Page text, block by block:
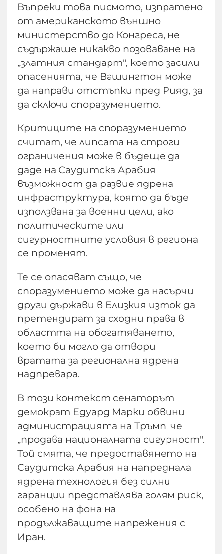
Въпреки това писмото, изпратено
от американското външно
министерство до Конгреса, не
съдържаше никакво позоваване на
„златния стандарт", което засили
опасенията, че Вашингтон може
да направи отстъпки пред Рияд, за
да сключи споразумението.
Критиците на споразумението
считат, че липсата на строги
ограничения може в бъдеще да
даде на Саудитска Арабия
възможност да развие ядрена
инфраструктура, която да бъде
използвана за военни цели, ако
политическите или
сигурностните условия в региона
се променят.
Те се опасяват също, че
споразумението може да насърчи
други държави в Близкия изток да
претендират за сходни права в
областта на обогатяването,
което би могло да отвори
вратата за регионална ядрена
надпревара.
В този контекст сенаторът
демократ Едуард Марки обвини
администрацията на Тръмп, че
„продава националната сигурност".
Той смята, че предоставянето на
Саудитска Арабия на напреднала
ядрена технология без силни
гаранции представлява голям риск,
особено на фона на
продължаващите напрежения с
Иран.